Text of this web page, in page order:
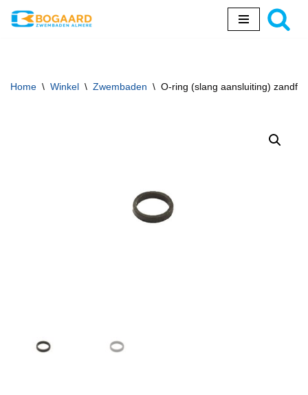
inhoud
Home \ Winkel \ Zwembaden \ O-ring (slang aansluiting)